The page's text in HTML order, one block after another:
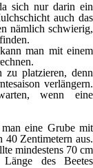
sich nur darin ein
auch das
nämlich schwierig,
man mit einem
zu platzieren, denn
verlängern.
wenn eine
eine Grube mit
Zentimetern aus.
mindestens 70 cm
des Beetes